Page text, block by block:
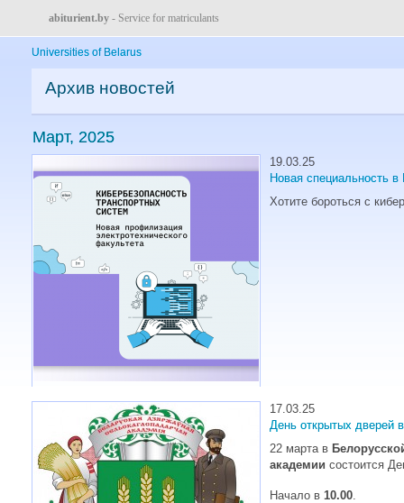
abiturient.by - Service for matriculants
Universities of Belarus
Архив новостей
Март, 2025
19.03.25
Новая специальность
Хотите бороться с
В Белорусском государственном университете транспорте в
17.03.25
День открытых дверей
22 марта в
академии состоится
Начало в 10.00